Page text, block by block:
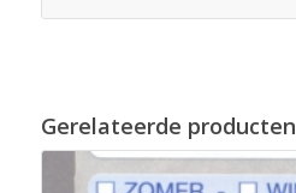
Gerelateerde producten